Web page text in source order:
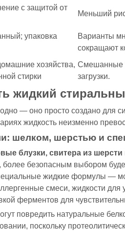
с защитой от
Меньший
упаковка
Варианты
сокращают
хозяйства,
стирки
Смешанные
загрузки.
жидкий
— оно просто создано для
жидкость неизменно
шелком, шерстью и
блузки, свитера из
, более безопасным выбором
жидкие формулы —
смеси, жидкости для
ферментов для
повредить натуральные
поскольку